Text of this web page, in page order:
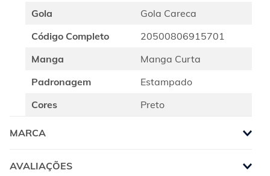
Gola
Gola Careca
Código Completo
20500806915701
Manga
Manga Curta
Padronagem
Estampado
Cores
Preto
MARCA
AVALIAÇÕES